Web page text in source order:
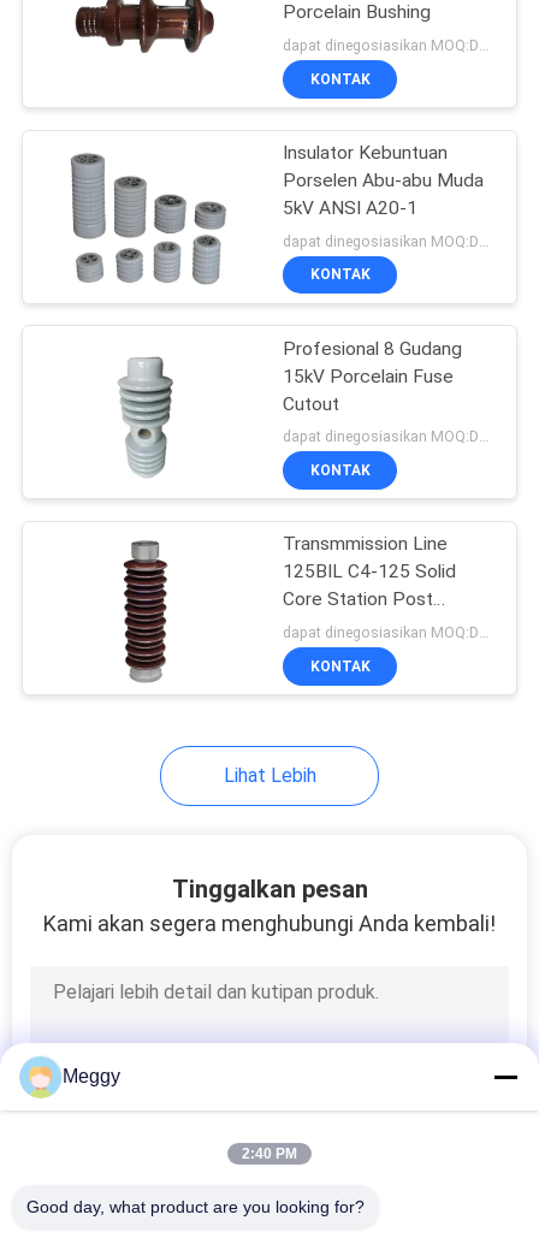
perakitan bushing
Porcelain Standoff
Insulator
16
Porcelain Spool
Insulator
Insulator Strain
Isolator Suspensi
Porselen
Porcelain Bushing
KONTAK
Insulator Kebuntuan
Porselen Abu-abu Muda
5kV ANSI A20-1
KONTAK
Profesional 8 Gudang
15kV Porcelain Fuse
Cutout
dapat dinegosiasikan MOQ:Dapat dinegosiasikan
KONTAK
Transmmission Line
125BIL C4-125 Solid
Core Station Post
Insulator
dapat dinegosiasikan MOQ:Dapat dinegosiasikan
KONTAK
Lihat Lebih
Tinggalkan pesan
Kami akan segera menghubungi Anda kembali!
Meggy
2:40 PM
Good day, what product are you looking for?